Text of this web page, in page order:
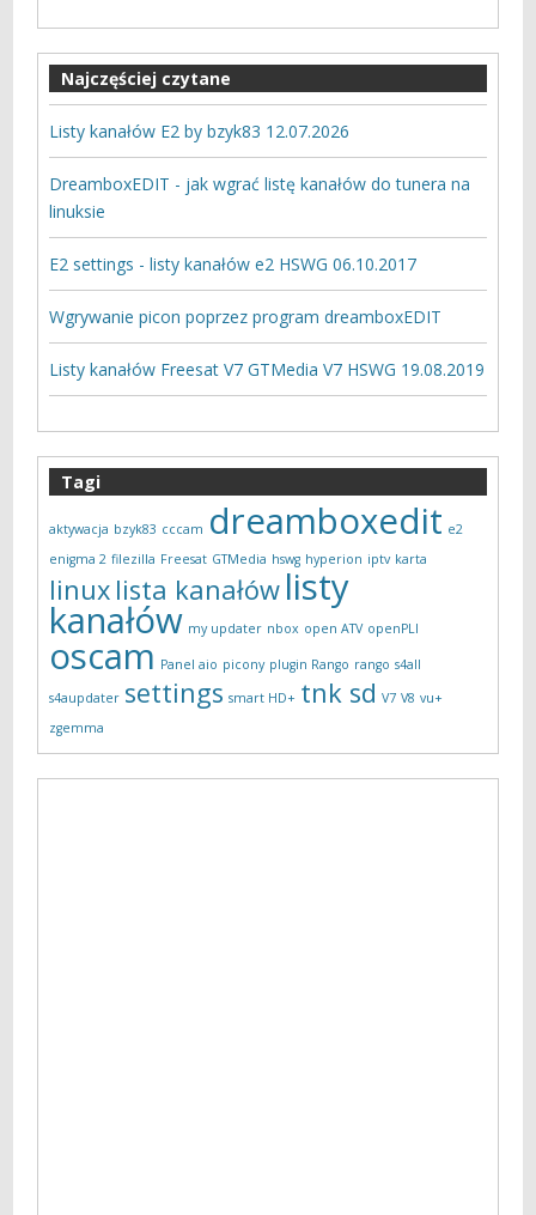
Najczęściej czytane
Listy kanałów E2 by bzyk83 12.07.2026
DreamboxEDIT - jak wgrać listę kanałów do tunera na
linuksie
E2 settings - listy kanałów e2 HSWG 06.10.2017
Wgrywanie picon poprzez program dreamboxEDIT
Listy kanałów Freesat V7 GTMedia V7 HSWG 19.08.2019
Tagi
aktywacja bzyk83 cccam dreamboxedit e2
enigma 2 filezilla Freesat GTMedia hswg hyperion iptv karta
linux lista kanałów listy
kanałów my updater nbox open ATV openPLI
oscam Panel aio picony plugin Rango rango s4all
s4aupdater settings smart HD+ tnk sd V7 V8 vu+
zgemma